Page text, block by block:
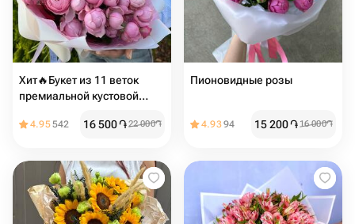
Хит🔥Букет из 11 веток
премиальной кустовой
4.95542 16 500֏22 000֏
Пионовидные розы
4.9394 15 200֏16 000֏